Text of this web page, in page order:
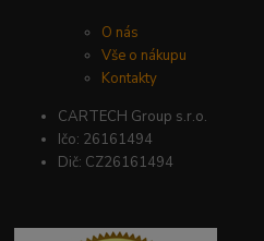
O nás
Vše o nákupu
Kontakty
CARTECH Group s.r.o.
Ičo: 26161494
Dič: CZ26161494